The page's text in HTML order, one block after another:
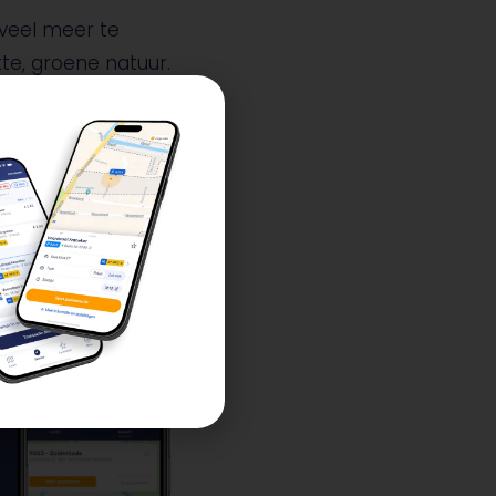
meer te
groene natuur.
op diverse
Zonder
laagste
van €2,00
je ook bent in